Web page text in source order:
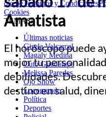
ojo.peTérminos y Condiciones
Cookies
TEMAS:
Últimas noticias
Gisela Valcarcel
Magaly Medina
Cuto Guadalupe
Melissa Paredes
Ojo Show
Locomundo
Política
Deportes
Amatista
El horóscopo puede
mejor tu
debilidades.
destino en salud,